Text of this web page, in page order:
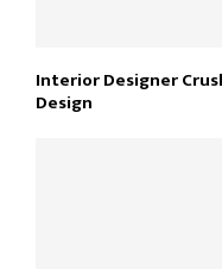
Interior Designer
Design